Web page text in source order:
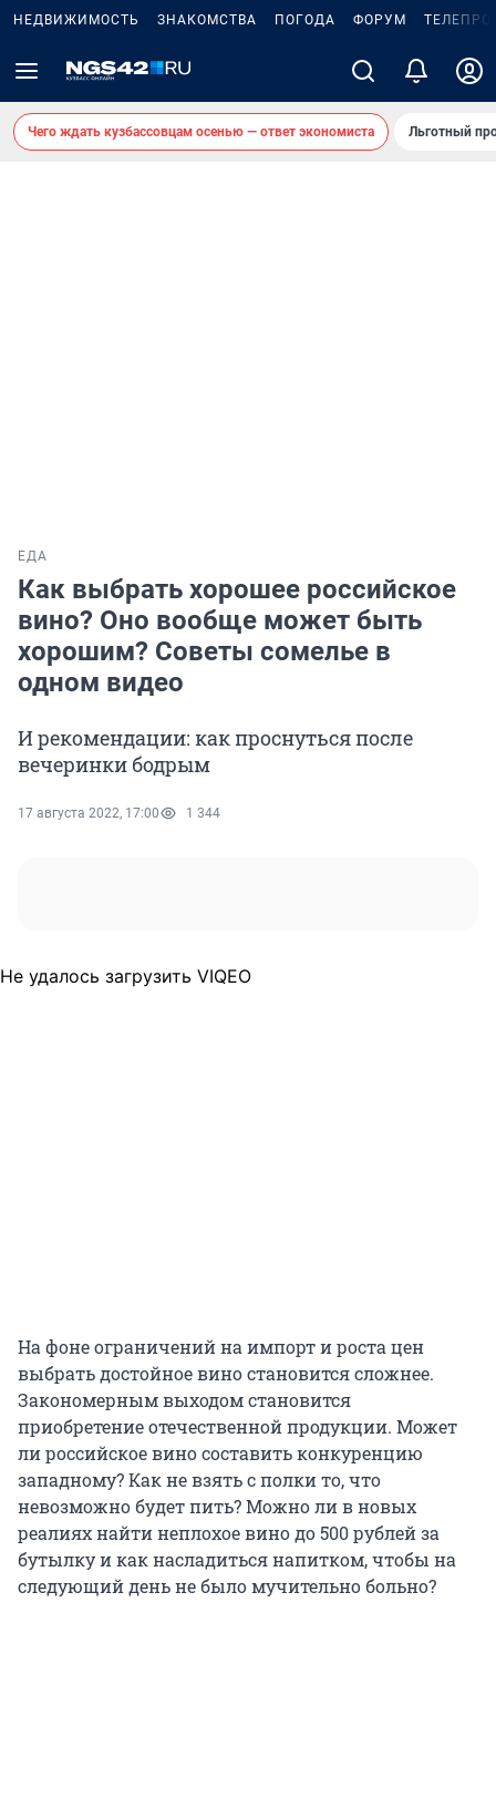
НЕДВИЖИМОСТЬ ЗНАКОМСТВА ПОГОДА ФОРУМ
Чего ждать кузбассовцам осенью — ответ экономиста Льготный
ЕДА
Как выбрать хорошее российское
вино? Оно вообще может быть
хорошим? Советы сомелье в
одном видео
И рекомендации: как проснуться после
вечеринки бодрым
17 августа 2022, 17:00 1 344
Не удалось загрузить VIQEO
На фоне ограничений на импорт и роста цен
выбрать достойное вино становится сложнее.
Закономерным выходом становится
приобретение отечественной продукции. Может
ли российское вино составить конкуренцию
западному? Как не взять с полки то, что
невозможно будет пить? Можно ли в новых
реалиях найти неплохое вино до 500 рублей за
бутылку и как насладиться напитком, чтобы на
следующий день не было мучительно больно?